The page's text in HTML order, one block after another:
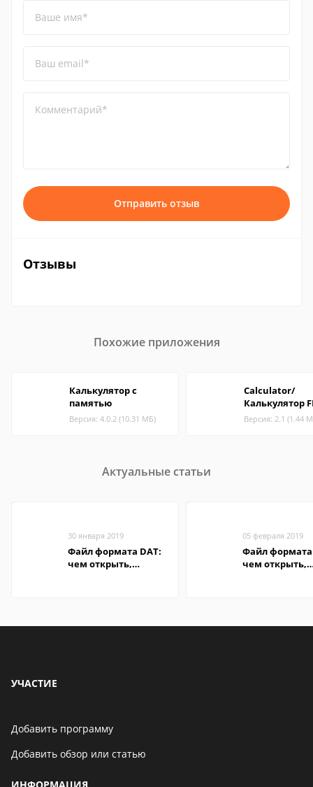
Ваше имя*
Ваш email*
Комментарий*
Отправить отзыв
Отзывы
Похожие приложения
Калькулятор с
памятью
Версия: 4.0.2 (10.31 МБ)
Calculator/
Калькулятор
Версия: 2.1 (1.44
Актуальные статьи
30 января 2019
Файл формата DAT:
чем открыть,
05 февраля 2019
Файл формата
чем открыть,
УЧАСТИЕ
Добавить программу
Добавить обзор или статью